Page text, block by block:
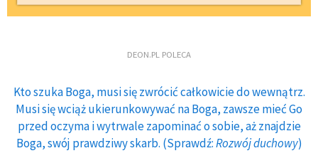
DEON.PL POLECA
Kto szuka Boga, musi się zwrócić całkowicie do wewnątrz.
Musi się wciąż ukierunkowywać na Boga, zawsze mieć Go
przed oczyma i wytrwale zapominać o sobie, aż znajdzie
Boga, swój prawdziwy skarb. (Sprawdź:Rozwój duchowy)